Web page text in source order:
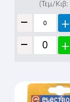
(Τεμ/Κιβ:
- +
- +